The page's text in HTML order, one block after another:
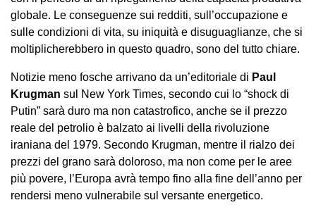
globale. Le conseguenze sui redditi, sull’occupazione e
sulle condizioni di vita, su iniquità e disuguaglianze, che si
moltiplicherebbero in questo quadro, sono del tutto chiare.
Notizie meno fosche arrivano da un’editoriale di Paul
Krugman sul New York Times, secondo cui lo “shock di
Putin” sarà duro ma non catastrofico, anche se il prezzo
reale del petrolio è balzato ai livelli della rivoluzione
iraniana del 1979. Secondo Krugman, mentre il rialzo dei
prezzi del grano sarà doloroso, ma non come per le aree
più povere, l’Europa avrà tempo fino alla fine dell’anno per
rendersi meno vulnerabile sul versante energetico.